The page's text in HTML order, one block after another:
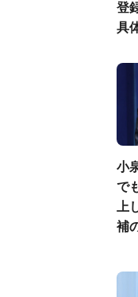
登
具
小
で
上
補